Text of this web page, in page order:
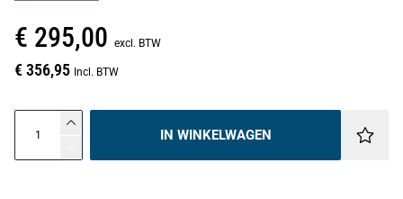
€ 295,00 excl. BTW
€ 356,95 Incl. BTW
IN WINKELWAGEN